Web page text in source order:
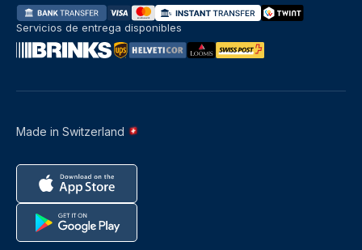
Made in Switzerland
Servicios de entrega disponibles